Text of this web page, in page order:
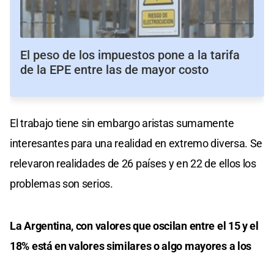
El peso de los impuestos pone a la tarifa
de la EPE entre las de mayor costo
El trabajo tiene sin embargo aristas sumamente
interesantes para una realidad en extremo diversa. Se
relevaron realidades de 26 países y en 22 de ellos los
problemas son serios.
La Argentina, con valores que oscilan entre el 15 y el
18% está en valores similares o algo mayores a los